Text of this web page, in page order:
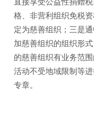
格、非营利组织免税
定为慈善组织；三是
加慈善组织的组织形
的慈善组织有业务范
活动不受地域限制等
专章。